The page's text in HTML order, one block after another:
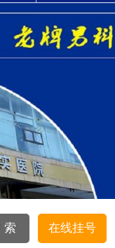
索 在线挂号